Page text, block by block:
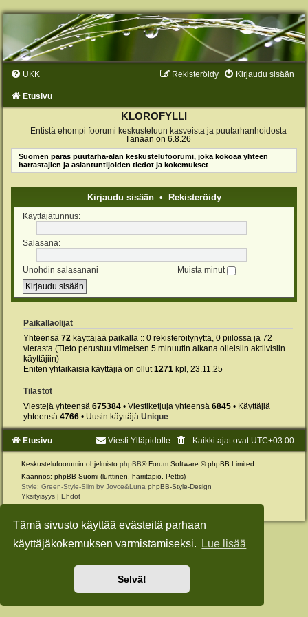
Tämä sivusto käyttää evästeitä parhaan
käyttäjäkokemuksen varmistamiseksi.
Lue lisää
Selvä!
UKK Kirjaudu sisään
Rekisteröidy
Etusivu
KLOROFYLLI
Entistä ehompi foorumi keskusteluun kasveista ja puutarhanhoidosta
Tänään on 6.8.26
Suomen paras puutarha-alan keskustelufoorumi, joka kokoaa yhteen
harrastajien ja asiantuntijoiden tiedot ja kokemukset
Kirjaudu sisään• Rekisteröidy
Käyttäjätunnus:
Salasana:
Unohdin salasanani Muista minut
Paikallaolijat
Yhteensä 72 käyttäjää paikalla :: 0 rekisteröitynyttä, 0 piilossa ja 72
vierasta (Tieto perustuu viimeisen 5 minuutin aikana olleisiin aktiivisiin
käyttäjiin)
Eniten yhtaikaisia käyttäjiä on ollut1271 kpl, 23.11.25
Tilastot
Viestejä yhteensä 675384 • Viestiketjuja yhteensä 6845 • Käyttäjiä
yhteensä 4766 • Uusin käyttäjä Unique
Etusivu Kaikki ajat ovat UTC+03:00
Viesti Ylläpidolle
Keskustelufoorumin ohjelmisto phpBB® Forum Software © phpBB Limited
Käännös: phpBB Suomi (lurttinen, harritapio, Pettis)
Style: Green-Style-Slim by Joyce&Luna phpBB-Style-Design
Yksityisyys | Ehdot